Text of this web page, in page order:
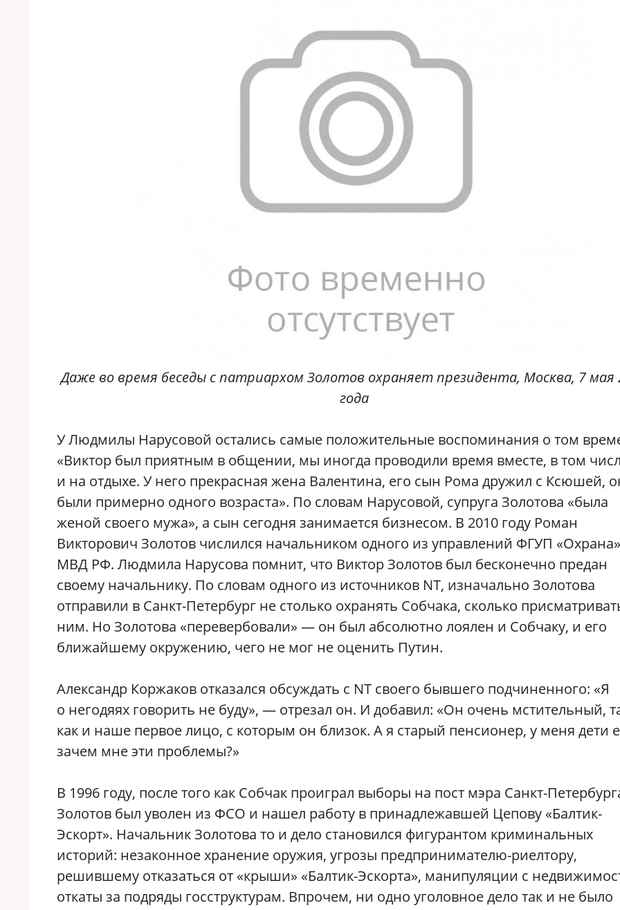
Даже во время беседы с патриархом Золотов охраняет президента, Москва, 7 мая
года
У Людмилы Нарусовой остались самые положительные воспоминания о том
«Виктор был приятным в общении, мы иногда проводили время вместе, в том
и на отдыхе. У него прекрасная жена Валентина, его сын Рома дружил с Ксюшей,
были примерно одного возраста». По словам Нарусовой, супруга Золотова «была
женой своего мужа», а сын сегодня занимается бизнесом. В 2010 году Роман
Викторович Золотов числился начальником одного из управлений ФГУП «Охрана»
МВД РФ. Людмила Нарусова помнит, что Виктор Золотов был бесконечно предан
своему начальнику. По словам одного из источников NT, изначально Золотова
отправили в Санкт-Петербург не столько охранять Собчака, сколько
ним. Но Золотова «перевербовали» — он был абсолютно лоялен и Собчаку, и его
ближайшему окружению, чего не мог не оценить Путин.
Александр Коржаков отказался обсуждать с NT своего бывшего подчиненного: «Я
о негодяях говорить не буду», — отрезал он. И добавил: «Он очень мстительный,
как и наше первое лицо, с которым он близок. А я старый пенсионер, у меня дети
зачем мне эти проблемы?»
В 1996 году, после того как Собчак проиграл выборы на пост мэра Санкт-
Золотов был уволен из ФСО и нашел работу в принадлежавшей Цепову «Балтик-
Эскорт». Начальник Золотова то и дело становился фигурантом криминальных
историй: незаконное хранение оружия, угрозы предпринимателю-риелтору,
решившему отказаться от «крыши» «Балтик-Эскорта», манипуляции с
откаты за подряды госструктурам. Впрочем, ни одно уголовное дело так и не было